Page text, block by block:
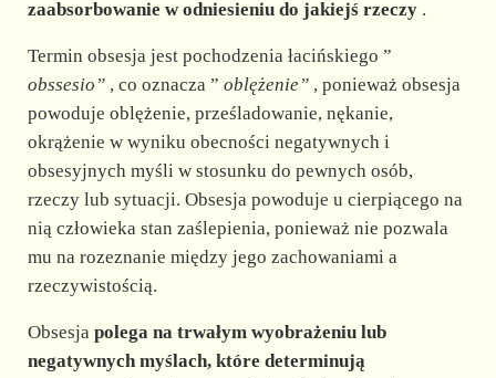
zaabsorbowanie w odniesieniu do jakiejś rzeczy.
Termin obsesja jest pochodzenia łacińskiego ”
obssesio”, co oznacza ” oblężenie”, ponieważ obsesja
powoduje oblężenie, prześladowanie, nękanie,
okrążenie w wyniku obecności negatywnych i
obsesyjnych myśli w stosunku do pewnych osób,
rzeczy lub sytuacji. Obsesja powoduje u cierpiącego na
nią człowieka stan zaślepienia, ponieważ nie pozwala
mu na rozeznanie między jego zachowaniami a
rzeczywistością.
Obsesja polega na trwałym wyobrażeniu lub
negatywnych myślach, które determinują